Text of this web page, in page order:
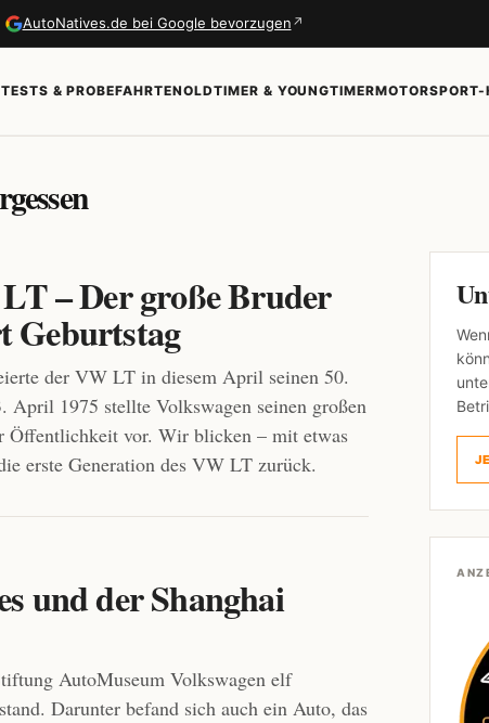
AutoNatives.de bei Google bevorzugen ↗
TESTS & PROBEFAHRTENOLDTIMER & YOUNGTIMERMOTORSPORT-
– Der große Bruder
Geburtstag
der VW LT in diesem April seinen 50.
April 1975 stellte Volkswagen seinen großen
Öffentlichkeit vor. Wir blicken – mit etwas
erste Generation des VW LT zurück.
und der Shanghai
AutoMuseum Volkswagen elf
Darunter befand sich auch ein Auto, das